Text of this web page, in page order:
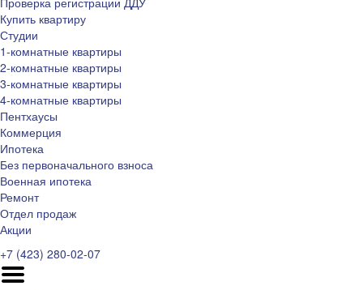
Купить квартиру
Студии
1-комнатные квартиры
2-комнатные квартиры
3-комнатные квартиры
4-комнатные квартиры
Пентхаусы
Коммерция
Ипотека
Без первоначального взноса
Военная ипотека
Ремонт
Отдел продаж
Акции
+7 (423) 280-02-07